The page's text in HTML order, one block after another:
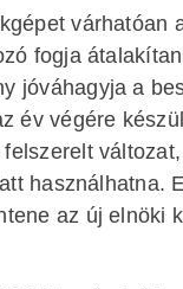
várhatóan
fogja
jóváhagyja a
év végére
használhatna.
az új elnöki